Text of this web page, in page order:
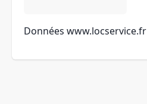
Données www.locservice.fr